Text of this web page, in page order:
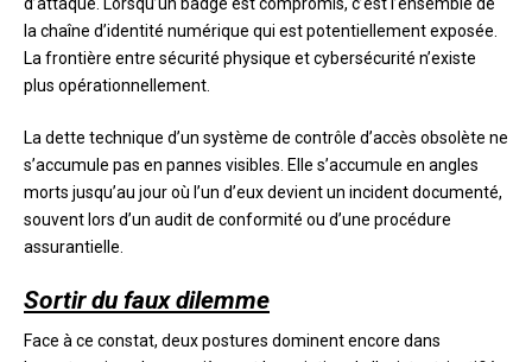
la chaîne d’identité numérique qui est potentiellement exposée.
La frontière entre sécurité physique et cybersécurité n’existe
plus opérationnellement.
La dette technique d’un système de contrôle d’accès obsolète ne
s’accumule pas en pannes visibles. Elle s’accumule en angles
morts jusqu’au jour où l’un d’eux devient un incident documenté,
souvent lors d’un audit de conformité ou d’une procédure
assurantielle.
Sortir du faux dilemme
Face à ce constat, deux postures dominent encore dans